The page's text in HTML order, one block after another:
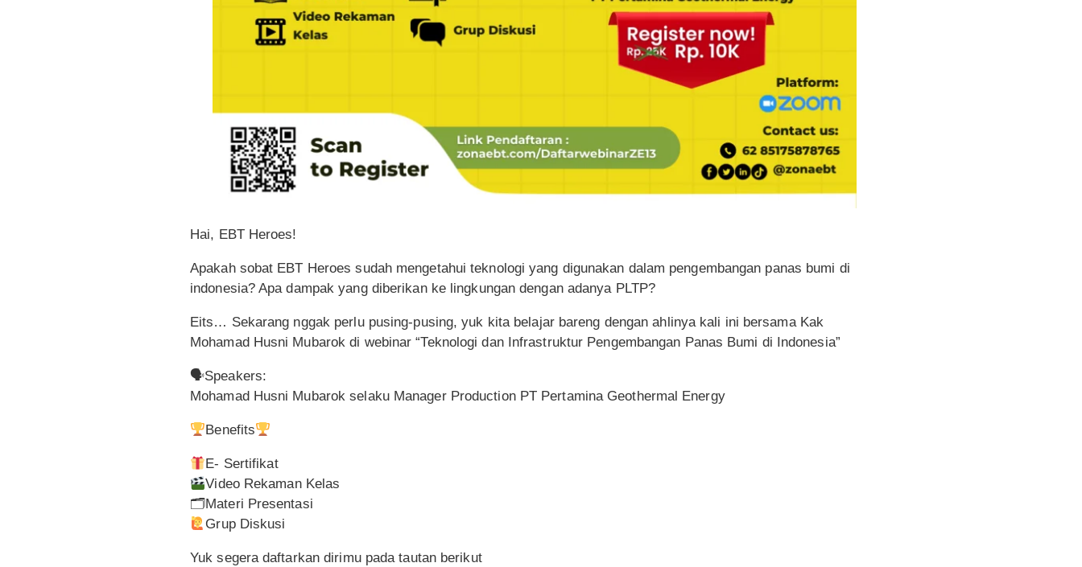
Hai, EBT Heroes!
Apakah sobat EBT Heroes sudah mengetahui teknologi yang digunakan dalam pengembangan panas bumi di
indonesia? Apa dampak yang diberikan ke lingkungan dengan adanya PLTP?
Eits… Sekarang nggak perlu pusing-pusing, yuk kita belajar bareng dengan ahlinya kali ini bersama Kak
Mohamad Husni Mubarok di webinar “Teknologi dan Infrastruktur Pengembangan Panas Bumi di Indonesia”
🗣Speakers:
Mohamad Husni Mubarok selaku Manager Production PT Pertamina Geothermal Energy
Benefits
E- Sertifikat
Video Rekaman Kelas
🗂Materi Presentasi
Grup Diskusi
Yuk segera daftarkan dirimu pada tautan berikut